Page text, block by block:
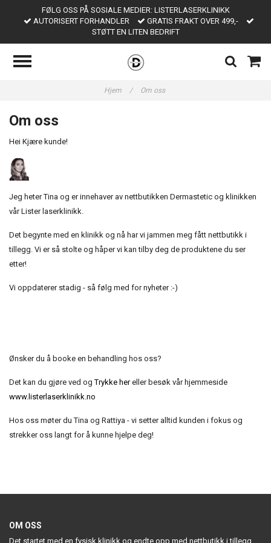
FØLG OSS PÅ SOSIALE MEDIER: LISTERLASERKLINIKK
AUTORISERT FORHANDLER
GRATIS FRAKT OVER 499,-
STØTT EN LITEN BEDRIFT
Hjem / Om oss
Om oss
Hei Kjære kunde!
Jeg heter Tina og er innehaver av nettbutikken Dermastetic og klinikken
vår Lister laserklinikk.
Det begynte med en klinikk og nå har vi jammen meg fått nettbutikk i
tillegg. Vi er så stolte og håper vi kan tilby deg de produktene du ser
etter!
Vi oppdaterer stadig - så følg med for nyheter :-)
Ønsker du å booke en behandling hos oss?
Det kan du gjøre ved ogTrykke hereller besøk vår hjemmeside
www.listerlaserklinikk.no
Hos oss møter du Tina og Rattiya - vi setter alltid kunden i fokus og
strekker oss langt for å kunne hjelpe deg!
OM OSS
Det startet med en fysisk klinikk og endte opp med nettbutikk i tillegg,